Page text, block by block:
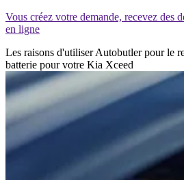
Vous créez votre demande, recevez des
en ligne
Les raisons d'utiliser Autobutler pour le
batterie pour votre Kia Xceed